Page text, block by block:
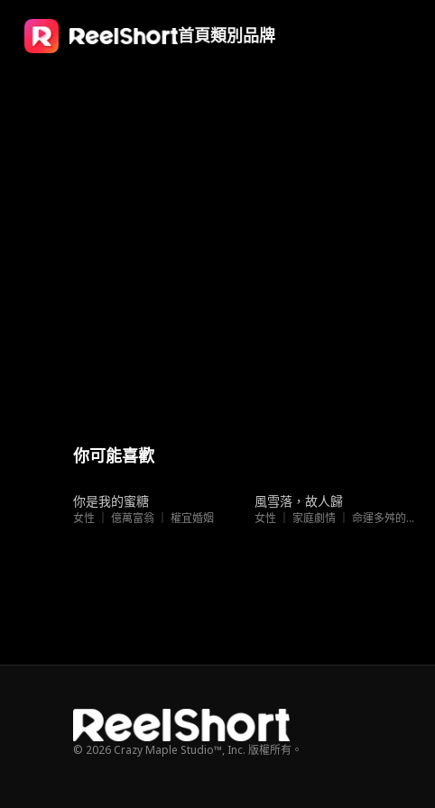
首頁類別 品牌
你可能喜歡
新上架
你是我的蜜糖
女性 ｜ 億萬富翁 ｜ 權宜婚姻
新上架
風雪落，故人歸
女性 ｜ 家庭劇情 ｜ 命運多舛的戀人
© 2026 Crazy Maple Studio™, Inc. 版權所有。